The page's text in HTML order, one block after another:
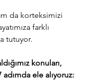
da korteksimizi
farklı
tutuyor.
konuları,
adımda ele alıyoruz: